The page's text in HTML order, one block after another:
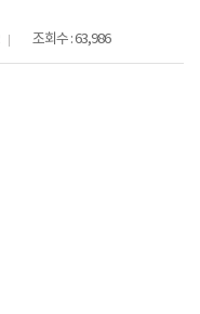
조회수 : 63,986